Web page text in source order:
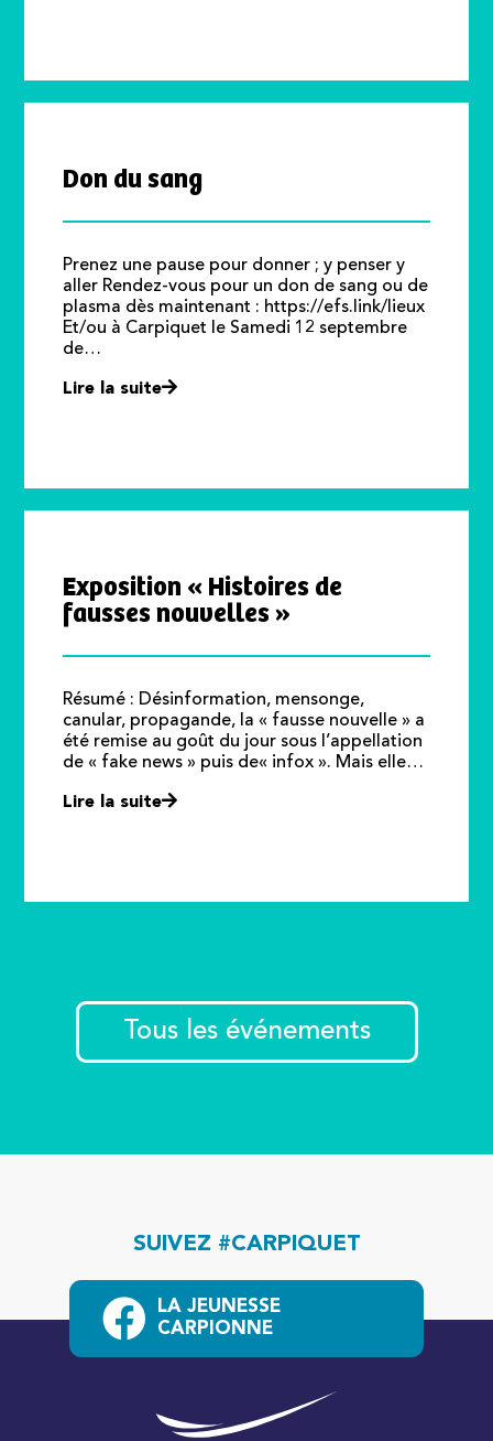
Don du sang
Prenez une pause pour donner ; y penser y
aller Rendez-vous pour un don de sang ou de
plasma dès maintenant : https://efs.link/lieux
Et/ou à Carpiquet le Samedi 12 septembre
de…
Lire la suite
Exposition « Histoires de
fausses nouvelles »
Résumé : Désinformation, mensonge,
canular, propagande, la « fausse nouvelle » a
été remise au goût du jour sous l’appellation
de « fake news » puis de« infox ». Mais elle…
Lire la suite
Tous les événements
SUIVEZ #CARPIQUET
LA JEUNESSE
CARPIONNE